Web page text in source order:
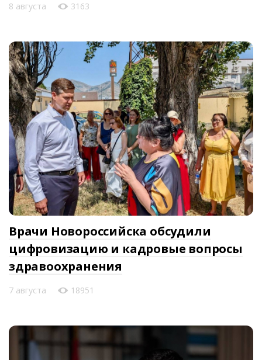
8 августа 3163
Врачи Новороссийска обсудили
цифровизацию и кадровые вопросы
здравоохранения
7 августа 18951